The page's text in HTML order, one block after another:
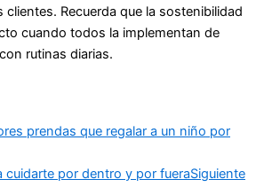
clientes. Recuerda que la sostenibilidad
cuando todos la implementan de
rutinas diarias.
prendas que regalar a un niño por
cuidarte por dentro y por fueraSiguiente